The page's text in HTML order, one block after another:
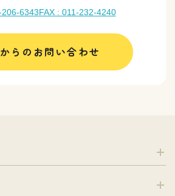
6343FAX : 011-232-4240
らのお問い合わせ